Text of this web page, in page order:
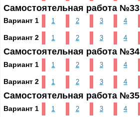
Самостоятельная работа №33
Вариант 1 1 2 3 4
Вариант 2 1 2 3 4
Самостоятельная работа №34
Вариант 1 1 2 3 4
Вариант 2 1 2 3 4
Самостоятельная работа №35
Вариант 1 1 2 3 4